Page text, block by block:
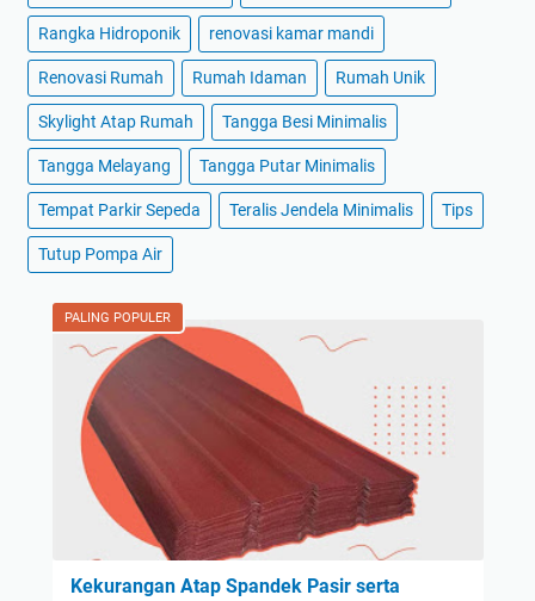
Rangka Hidroponik renovasi kamar mandi
Renovasi Rumah Rumah Idaman Rumah Unik
Skylight Atap Rumah Tangga Besi Minimalis
Tangga Melayang Tangga Putar Minimalis
Tempat Parkir Sepeda Teralis Jendela Minimalis Tips
Tutup Pompa Air
PALING POPULER
Kekurangan Atap Spandek Pasir serta